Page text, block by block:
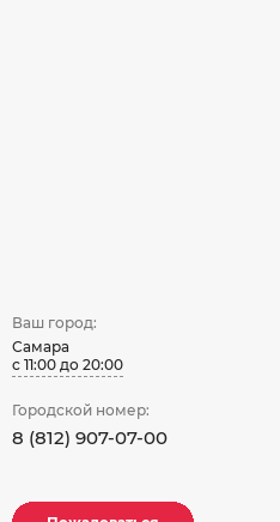
Ваш город:
Самара
с 11:00 до 20:00
Городской номер:
8 (812) 907-07-00